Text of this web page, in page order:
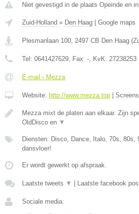
Niet gevestigd in de plaats Opeinde en
Zuid-Holland » Den Haag Google maps
Plesmanlaan 100 2497 CB Den Haag (
Tel: 0641427629 , Fax: - , KvK: 27238253
E-mail › Mezza
Website: http://www.mezza.top
Mezza mixt de platen aan elkaar. Zijn
OldDisco en ▼
Diensten: Disco, Dance, Italo, 70s, 80s,
dansvloer!
Er wordt gewerkt op afspraak.
Laatste tweets ▼ Laatste facebook
Sociale media: